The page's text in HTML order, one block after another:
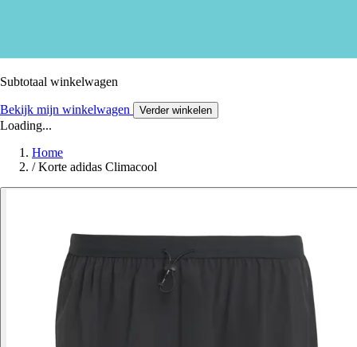
Subtotaal winkelwagen
Bekijk mijn winkelwagen Verder winkelen
Loading...
Home
/ Korte adidas Climacool